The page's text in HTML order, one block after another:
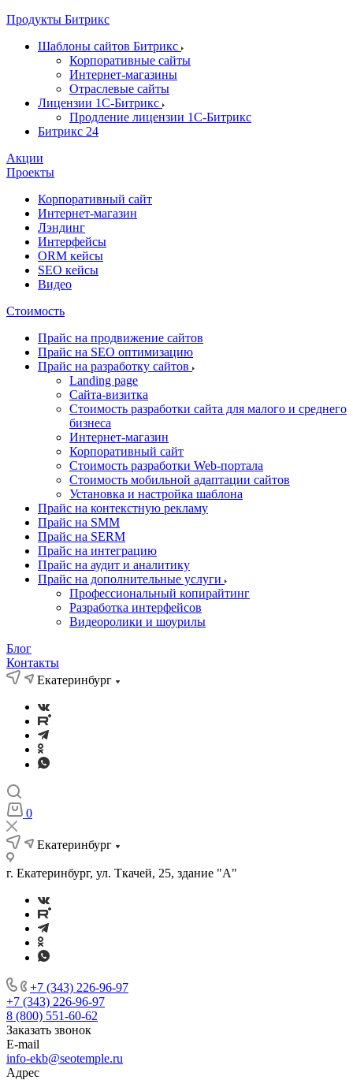
Продукты Битрикс
Шаблоны сайтов Битрикс
Корпоративные сайты
Интернет-магазины
Отраслевые сайты
Лицензии 1С-Битрикс
Продление лицензии 1С-Битрикс
Битрикс 24
Акции
Проекты
Корпоративный сайт
Интернет-магазин
Лэндинг
Интерфейсы
ORM кейсы
SEO кейсы
Видео
Стоимость
Прайс на продвижение сайтов
Прайс на SEO оптимизацию
Прайс на разработку сайтов
Landing page
Cайта-визитка
Стоимость разработки сайта для малого и среднего
бизнеса
Интернет-магазин
Корпоративный сайт
Стоимость разработки Web-портала
Стоимость мобильной адаптации сайтов
Установка и настройка шаблона
Прайс на контекстную рекламу
Прайс на SMM
Прайс на SERM
Прайс на интеграцию
Прайс на аудит и аналитику
Прайс на дополнительные услуги
Профессиональный копирайтинг
Разработка интерфейсов
Видеоролики и шоурилы
Блог
Контакты
Екатеринбург
0
Екатеринбург
г. Екатеринбург, ул. Ткачей, 25, здание "А"
+7 (343) 226-96-97
+7 (343) 226-96-97
8 (800) 551-60-62
Заказать звонок
E-mail
info-ekb@seotemple.ru
Адрес